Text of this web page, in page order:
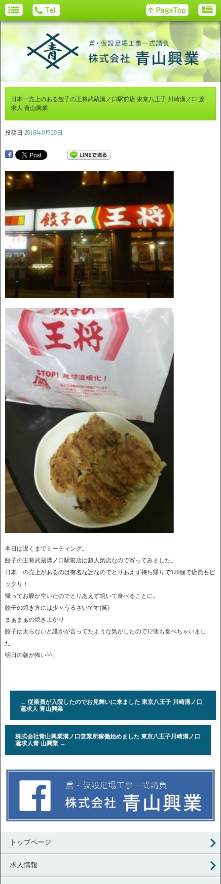
日本一売上のある餃子の王将武蔵溝ノ口駅前店 東京八王子 川崎溝ノ口 鳶
求人 青山興業
投稿日 2016年9月29日
本日は遅くまでミーティング。
餃子の王将武蔵溝ノ口駅前店は超人気店なので寄ってみました。
日本一の売上があるのは有名な話なのでとりあえず持ち帰りで120個で店員もビ
ックリ！
帰ってお腹が空いたのでとりあえず焼いて食べることに。
餃子の焼き方には少々うるさいです(笑)
まぁまぁの焼き上がり
餃子は太らないと誰かが言ってたような気がしたので12個も食べちゃいまし
た...
明日の朝が怖い^^;
← 従業員が入院したのでお見舞いに来ました 東京八王子 川崎溝ノ口
鳶求人 青山興業
株式会社青山興業溝ノ口営業所稼働始めました 東京八王子川崎溝ノ口
鳶求人青 山興業 →
トップページ
求人情報